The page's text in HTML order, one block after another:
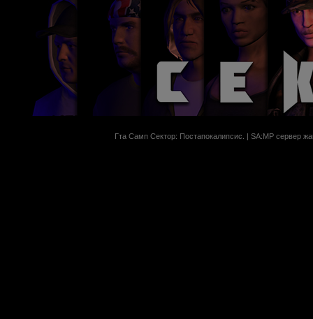
Гта Самп Сектор: Постапокалипсиc. | SA:MP сервер